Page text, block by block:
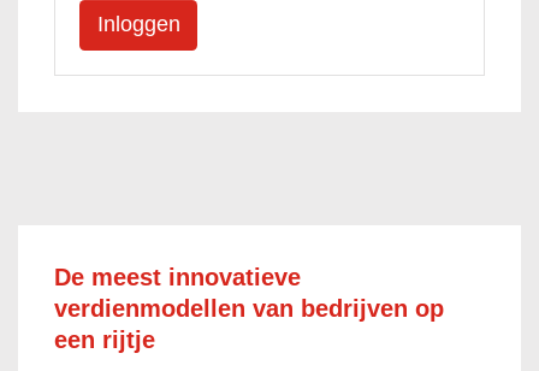
De meest innovatieve
verdienmodellen van bedrijven op
een rijtje